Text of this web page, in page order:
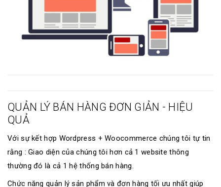
QUẢN LÝ BÁN HÀNG ĐƠN GIẢN - HIỆU
QUẢ
Với sự kết hợp Wordpress + Woocommerce chúng tôi tự tin
rằng : Giao diện của chúng tôi hơn cả 1 website thông
thường đó là cả 1 hệ thống bán hàng.
Chức năng quản lý sản phẩm và đơn hàng tối ưu nhất giúp